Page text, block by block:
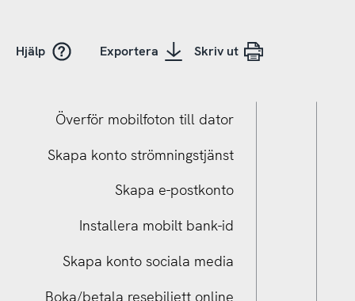
Hjälp Exportera Skriv ut
Betala räkning på internetbank
Boka/betala resebiljett online
Skapa konto sociala media
Installera mobilt bank-id
Skapa e-postkonto
Skapa konto strömningstjänst
Överför mobilfoton till dator